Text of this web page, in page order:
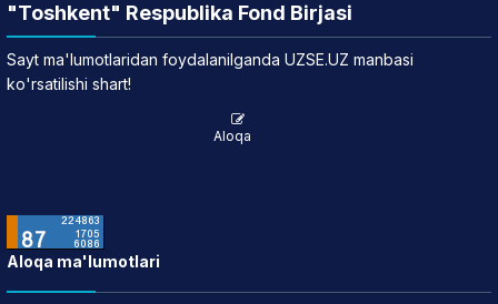
"Toshkent" Respublika Fond Birjasi
Sayt ma'lumotlaridan foydalanilganda UZSE.UZ manbasi
ko'rsatilishi shart!
Aloqa
Aloqa ma'lumotlari